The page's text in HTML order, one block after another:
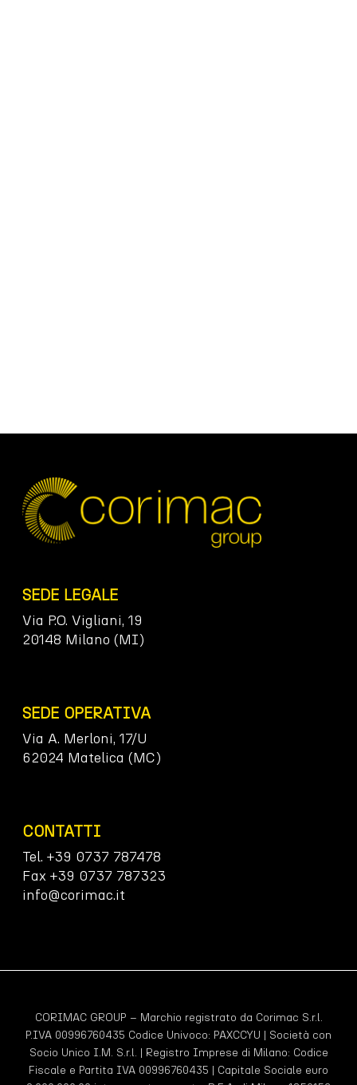
SEDE LEGALE
Via P.O. Vigliani, 19
20148 Milano (MI)
SEDE OPERATIVA
Via A. Merloni, 17/U
62024 Matelica (MC)
CONTATTI
Tel. +39 0737 787478
Fax +39 0737 787323
info@corimac.it
CORIMAC GROUP – Marchio registrato da Corimac S.r.l.
P.IVA 00996760435 Codice Univoco: PAXCCYU | Società con
Socio Unico I.M. S.r.l. | Registro Imprese di Milano: Codice
Fiscale e Partita IVA 00996760435 | Capitale Sociale euro